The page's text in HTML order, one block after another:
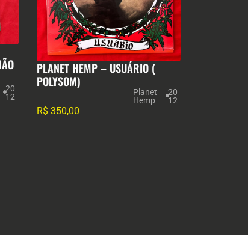
20
12
PLANET HEMP – USUÁRIO (
POLYSOM)
Planet
Hemp
20
12
R$ 350,00